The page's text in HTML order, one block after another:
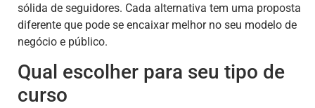
sólida de seguidores. Cada alternativa tem uma proposta
diferente que pode se encaixar melhor no seu modelo de
negócio e público.
Qual escolher para seu tipo de
curso